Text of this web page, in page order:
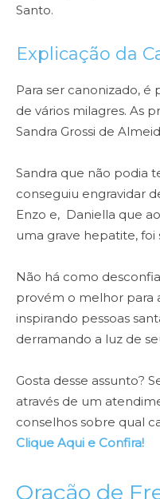
Santo.
Explicação da
Para ser canonizado,
de vários milagres. As
Sandra Grossi de
Sandra que não podia
conseguiu engravidar
Enzo e, Daniella que
uma grave hepatite, foi
Não há como
provém o melhor para
inspirando pessoas
derramando a luz de
Gosta desse assunto?
através de um
conselhos sobre qual
Clique Aqui e Confira!
Oração de